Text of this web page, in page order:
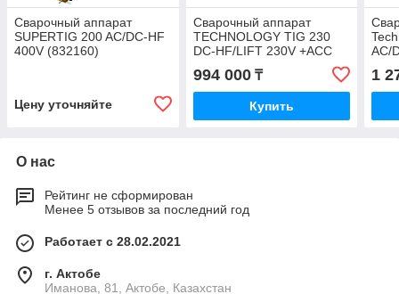
Сварочный аппарат
SUPERTIG 200 AC/DC-HF
400V (832160)
Цену уточняйте
Сварочный аппарат
TECHNOLOGY TIG 230
DC-HF/LIFT 230V +ACC
994 000₸
Купить
AC/
1
О нас
Рейтинг не сформирован
Менее 5 отзывов за последний год
Работает с 28.02.2021
г. Актобе
Иманова, 81, Актобе, Казахстан